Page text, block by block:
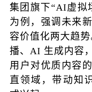
集团旗下“AI虚拟
为例，强调未来
容价值化两大趋
播、AI 生成内容
用户对优质内容
直领域，带动知